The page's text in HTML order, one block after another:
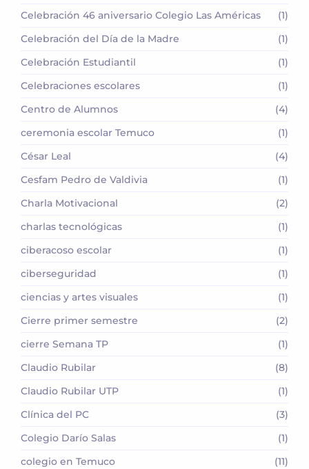
Celebración 46 aniversario Colegio Las Américas
(1)
Celebración del Día de la Madre
(1)
Celebración Estudiantil
(1)
Celebraciones escolares
(1)
Centro de Alumnos
(4)
ceremonia escolar Temuco
(1)
César Leal
(4)
Cesfam Pedro de Valdivia
(1)
Charla Motivacional
(2)
charlas tecnológicas
(1)
ciberacoso escolar
(1)
ciberseguridad
(1)
ciencias y artes visuales
(1)
Cierre primer semestre
(2)
cierre Semana TP
(1)
Claudio Rubilar
(8)
Claudio Rubilar UTP
(1)
Clínica del PC
(3)
Colegio Darío Salas
(1)
colegio en Temuco
(11)